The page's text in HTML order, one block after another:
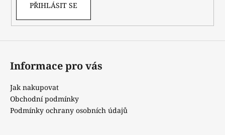
PŘIHLÁSIT SE
Informace pro vás
Jak nakupovat
Obchodní podmínky
Podmínky ochrany osobních údajů